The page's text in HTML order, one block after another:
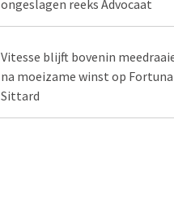
ongeslagen reeks Advocaat
Vitesse blijft bovenin
na moeizame winst op Fortuna
Sittard